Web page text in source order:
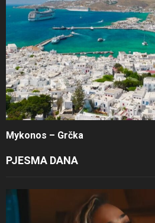
Mykonos – Grčka
PJESMA DANA